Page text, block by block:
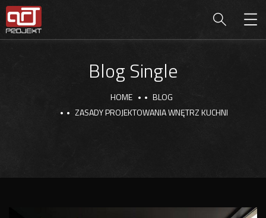
Blog Single
HOME
BLOG
ZASADY PROJEKTOWANIA WNĘTRZ KUCHNI